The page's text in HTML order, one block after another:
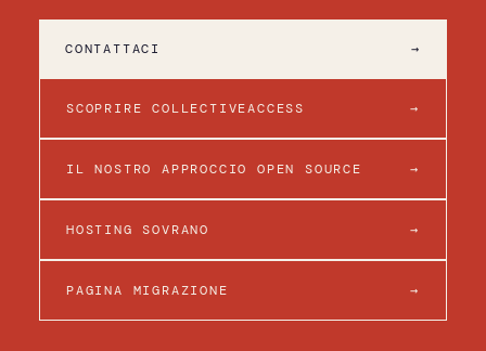
CONTATTACI →
SCOPRIRE COLLECTIVEACCESS →
IL NOSTRO APPROCCIO OPEN SOURCE →
HOSTING SOVRANO →
PAGINA MIGRAZIONE →